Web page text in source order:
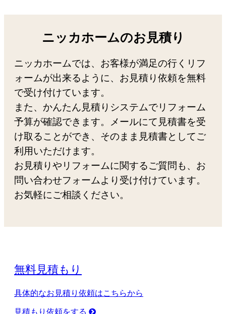
ニッカホームのお見積り
ニッカホームでは、お客様が満足の行くリフ
ォームが出来るように、お見積り依頼を無料
で受け付けています。
また、かんたん見積りシステムでリフォーム
予算が確認できます。メールにて見積書を受
け取ることができ、そのまま見積書としてご
利用いただけます。
お見積りやリフォームに関するご質問も、お
問い合わせフォームより受け付けています。
お気軽にご相談ください。
無料見積もり
具体的なお見積り依頼はこちらから
見積もり依頼をする